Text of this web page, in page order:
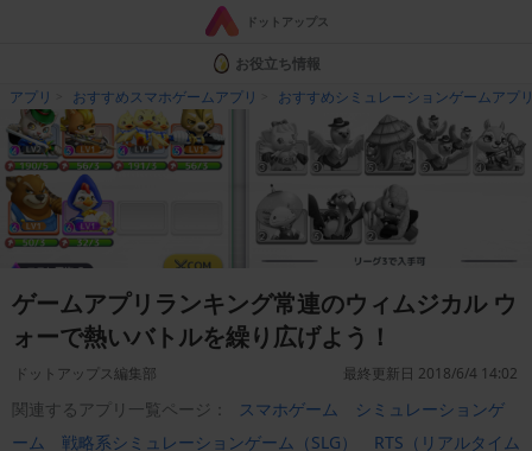
ドットアップス
お役立ち情報
アプリ
おすすめスマホゲームアプリ おすすめシミュレーションゲームアプ
ゲームアプリランキング常連のウィムジカル ウ
ォーで熱いバトルを繰り広げよう！
ドットアップス編集部 最終更新日 2018/6/4 14:02
関連するアプリ一覧ページ： スマホゲーム
シミュレーションゲ
ーム
戦略系シミュレーションゲーム（SLG）
RTS（リアルタイム